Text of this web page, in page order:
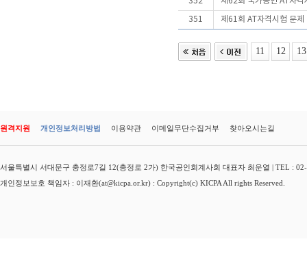
351 제61회 AT자격시험 문
11 12 13
원격지원 개인정보처리방법 이용약관 이메일무단수집거부 찾아오시는길
서울특별시 서대문구 충정로7길 12(충정로 2가) 한국공인회계사회 대표자 최운열 | TEL :
개인정보보호 책임자 : 이재환(at@kicpa.or.kr) : Copyright(c) KICPA All rights Reserved.